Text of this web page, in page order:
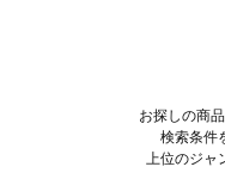
お探しの商
検索条件
上位のジャ